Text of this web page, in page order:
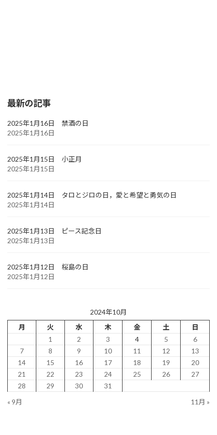
最新の記事
2025年1月16日 禁酒の日
2025年1月16日
2025年1月15日 小正月
2025年1月15日
2025年1月14日 タロとジロの日，愛と希望と勇気の日
2025年1月14日
2025年1月13日 ピース記念日
2025年1月13日
2025年1月12日 桜島の日
2025年1月12日
2024年10月
月
火 水 木 金 土
日
1
2 3 4 5
6
7
8 9 10 11 12
13
14
15 16 17 18 19
20
21
22 23 24 25 26
27
28
29 30
31
« 9月
11月 »